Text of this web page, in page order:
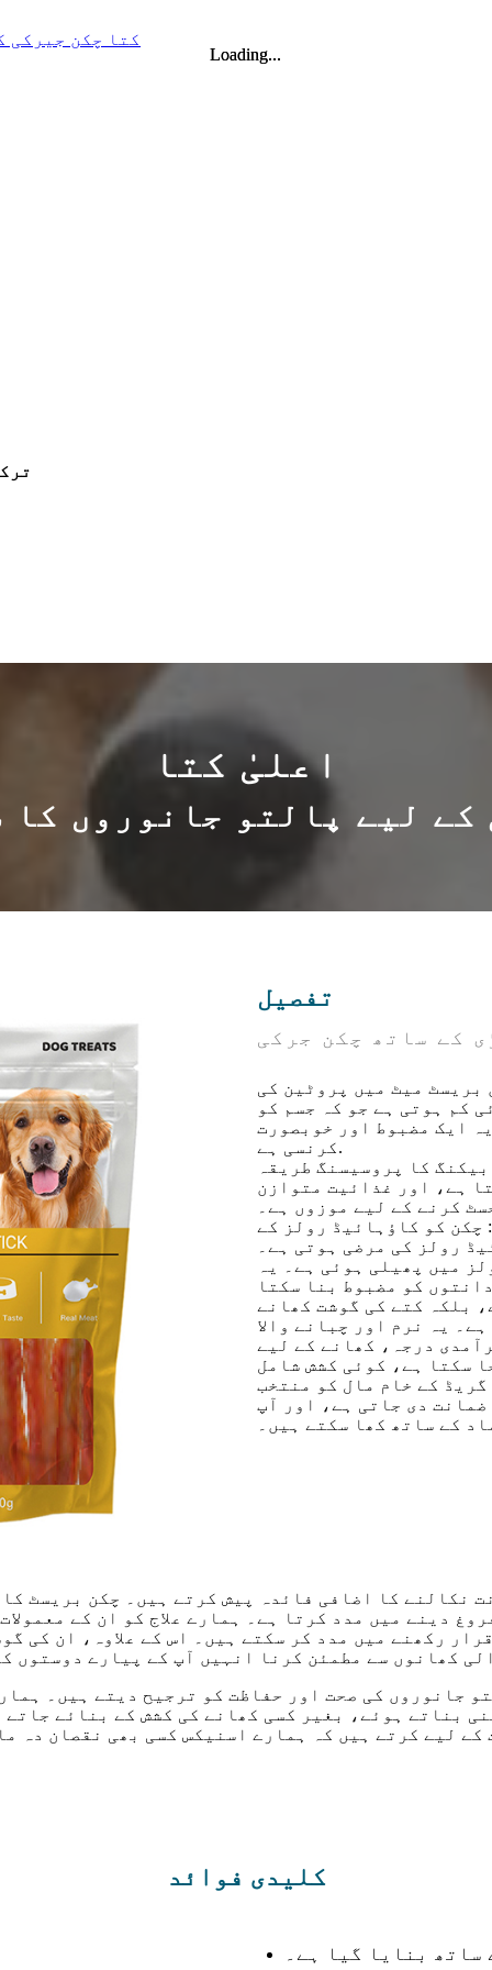
Loading...
Loading...
اعلیٰ کتا
کے لیے پالتو جانوروں کا
تفصیل
کے ساتھ چکن جرکی
بریسٹ میٹ میں پروٹین کی
کم ہوتی ہے جو کہ جسم کو
ایک مضبوط اور خوبصورت
کرنسی ہے.
کا پروسیسنگ طریقہ
ہے، اور غذائیت متوازن
کرنے کے لیے موزوں ہے۔
چکن کو کاؤہائیڈ رولز کے
رولز کی مرضی ہوتی ہے۔
میں پھیلی ہوئی ہے۔ یہ
کو مضبوط بنا سکتا
بلکہ کتے کی گوشت کھانے
یہ نرم اور چبانے والا
درجہ، کھانے کے لیے
سکتا ہے، کوئی کشش شامل
کے خام مال کو منتخب
دی جاتی ہے، اور آپ
کے ساتھ کھا سکتے ہیں۔
نکالنے کا اضافی فائدہ پیش کرتے ہیں۔ چکن بریسٹ
دینے میں مدد کرتا ہے۔ ہمارے علاج کو ان کے
رکھنے میں مدد کر سکتے ہیں۔ اس کے علاوہ، ان کی
کھانوں سے مطمئن کرنا انہیں آپ کے پیارے دوستوں
جانوروں کی صحت اور حفاظت کو ترجیح دیتے ہیں۔
بناتے ہوئے، بغیر کسی کھانے کی کشش کے بنائے
لیے کرتے ہیں کہ ہمارے اسنیکس کسی بھی نقصان دہ
کلیدی فوائد
بنایا گیا ہے۔